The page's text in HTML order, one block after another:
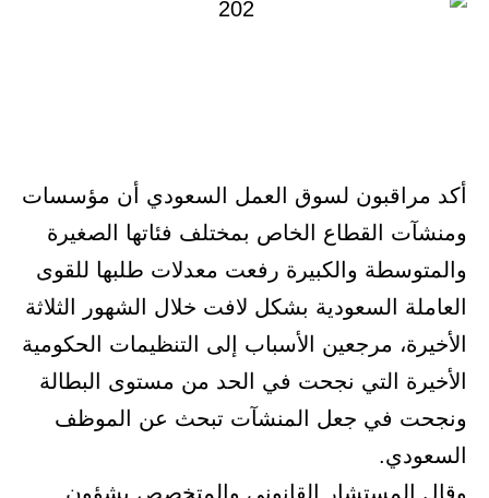
أكد مراقبون لسوق العمل السعودي أن مؤسسات
ومنشآت القطاع الخاص بمختلف فئاتها الصغيرة
والمتوسطة والكبيرة رفعت معدلات طلبها للقوى
العاملة السعودية بشكل لافت خلال الشهور الثلاثة
الأخيرة، مرجعين الأسباب إلى التنظيمات الحكومية
الأخيرة التي نجحت في الحد من مستوى البطالة
ونجحت في جعل المنشآت تبحث عن الموظف
السعودي.
وقال المستشار القانوني والمتخصص بشؤون